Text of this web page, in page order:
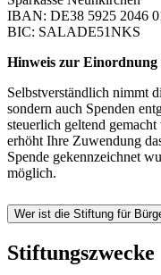
IBAN: DE38 5925 2046
BIC: SALADE51NKS
Hinweis zur Einordnung
Selbstverständlich nimmt
sondern auch Spenden
steuerlich geltend
erhöht Ihre Zuwendung
Spende gekennzeichnet
möglich.
Wer ist die Stiftung für
Stiftungszwecke